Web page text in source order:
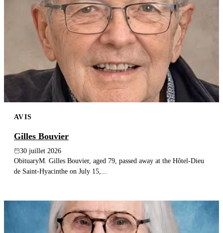
AVIS
Gilles Bouvier
30 juillet 2026
ObituaryM. Gilles Bouvier, aged 79, passed away at the Hôtel-Dieu
de Saint-Hyacinthe on July 15,...